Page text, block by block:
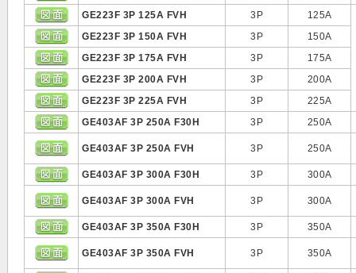
GE223F 3P 125A FVH
3P
125A
GE223F 3P 150A FVH
3P
150A
GE223F 3P 175A FVH
3P
175A
GE223F 3P 200A FVH
3P
200A
GE223F 3P 225A FVH
3P
225A
GE403AF 3P 250A F30H
3P 250A
GE403AF 3P 250A FVH 3P 250A
GE403AF 3P 300A F30H 3P 300A
GE403AF 3P 300A FVH 3P 300A
GE403AF 3P 350A F30H 3P 350A
GE403AF 3P 350A FVH 3P 350A